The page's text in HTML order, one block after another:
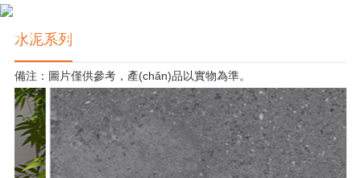
水泥系列
備注：圖片僅供參考，產(chǎn)品以實物為準。